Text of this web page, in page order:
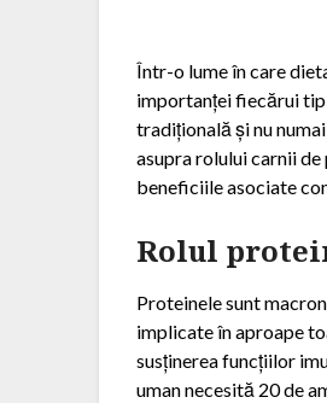
Într-o lume în care
importanței fiecărui tip
tradițională și nu
asupra rolului carnii
beneficiile asociate
Rolul
Proteinele sunt
implicate în aproape
susținerea funcțiilor
uman necesită 20 de